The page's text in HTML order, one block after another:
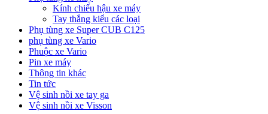
Kính chiếu hậu xe máy
Tay thắng kiểu các loại
Phụ tùng xe Super CUB C125
phụ tùng xe Vario
Phuộc xe Vario
Pin xe máy
Thông tin khác
Tin tức
Vệ sinh nồi xe tay ga
Vệ sinh nồi xe Visson